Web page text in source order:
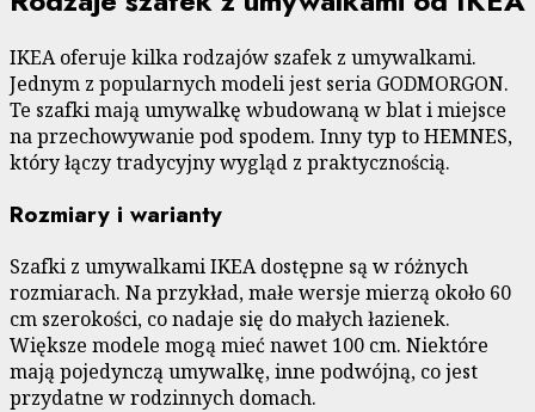
IKEA oferuje kilka rodzajów szafek z umywalkami.
Jednym z popularnych modeli jest seria GODMORGON.
Te szafki mają umywalkę wbudowaną w blat i miejsce
na przechowywanie pod spodem. Inny typ to HEMNES,
który łączy tradycyjny wygląd z praktycznością.
Rozmiary i warianty
Szafki z umywalkami IKEA dostępne są w różnych
rozmiarach. Na przykład, małe wersje mierzą około 60
cm szerokości, co nadaje się do małych łazienek.
Większe modele mogą mieć nawet 100 cm. Niektóre
mają pojedynczą umywalkę, inne podwójną, co jest
przydatne w rodzinnych domach.